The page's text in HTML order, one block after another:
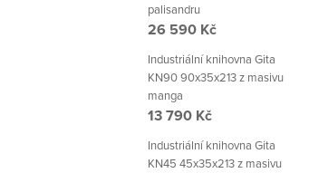
palisandru
26 590 Kč
Industriální knihovna Gita
KN90 90x35x213 z masivu
manga
13 790 Kč
Industriální knihovna Gita
KN45 45x35x213 z masivu